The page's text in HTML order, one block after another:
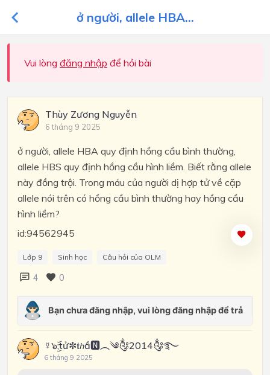
ở người, allele HBA...
Vui lòng đăng nhập để hỏi bài
Thùy Zương Nguyễn
6 tháng 9 2025
ở người, allele HBA quy định hồng cầu bình thường,
allele HBS quy định hồng cầu hình liềm. Biết rằng allele
này đồng trội. Trong máu của người dị hợp tử về cặp
allele nói trên có hồng cầu bình thường hay hồng cầu
hình liềm?
id:94562945
Lớp 9 Sinh học Câu hỏi của OLM
4 0
☿๖ۣۜ;tử✼𝖙𝘩ầ🅽︵༄༂2014༂࿐
6 tháng 9 2025